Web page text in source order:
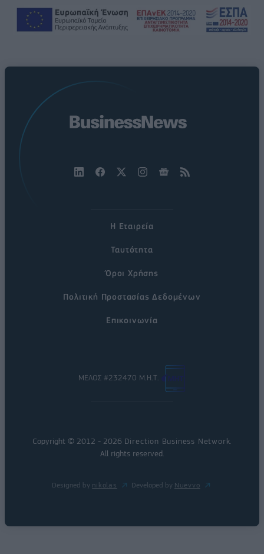
Η Εταιρεία
Ταυτότητα
Όροι Χρήσης
Πολιτική Προστασίας Δεδομένων
Επικοινωνία
ΜΕΛΟΣ #232470 Μ.Η.Τ.
Copyright © 2012 - 2026 Direction Business Network.
All rights reserved.
Designed by nikolas Developed by Nuevvo